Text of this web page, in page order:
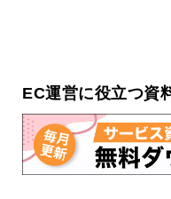
EC運営に役立つ資